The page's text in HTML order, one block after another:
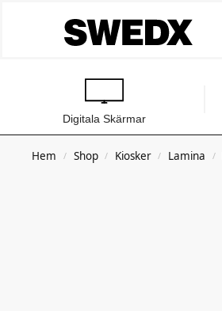
Digitala Skärmar
Hem / Shop / Kiosker / Lamina /